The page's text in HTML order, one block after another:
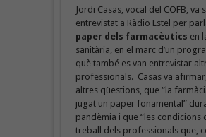
Jordi Casas, vocal del COFB, va
entrevistat a Ràdio Estel per
paper dels farmacèutics en
sanitària, en el marc d’un
què també es van entrevistar
professionals. Casas va
altres qüestions, que “la
jugat un paper fonamental”
pandèmia i que “les condicions
treball dels professionals que,